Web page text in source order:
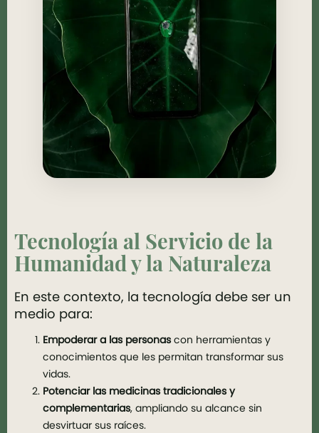
Tecnología al Servicio de la
Humanidad y la Naturaleza
En este contexto, la tecnología debe ser un
medio para:
Empoderar a las personascon herramientas y
conocimientos que les permitan transformar sus
vidas.
Potenciar las medicinas tradicionales y
complementarias, ampliando su alcance sin
desvirtuar sus raíces.